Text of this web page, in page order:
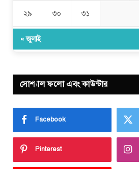
২৯ ৩০ ৩১
« জুলাই
সোশ্যাল ফলো এবং কাউন্টার
Facebook
Pinterest